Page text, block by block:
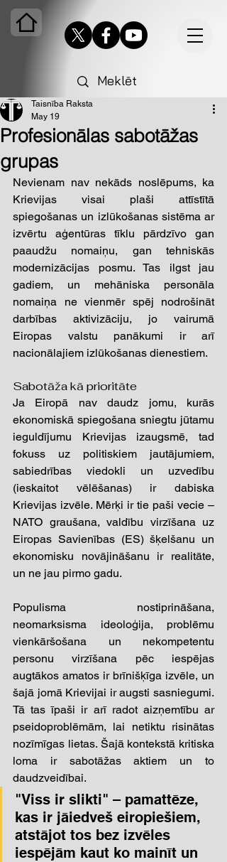
Profesionālas sabotāžas
grupas
Taisnība Raksta
May 19
Nevienam nav nekāds noslēpums, ka
Krievijas visai plaši attīstītā
spiegošanas un izlūkošanas sistēma ar
izvērtu aģentūras tīklu pārdzīvo gan
paaudžu nomaiņu, gan tehniskās
modernizācijas posmu. Tas ilgst jau
gadiem, un mehāniska personāla
nomaiņa ne vienmēr spēj nodrošināt
darbības aktivizāciju, jo vairumā
Eiropas valstu panākumi ir arī
nacionālajiem izlūkošanas dienestiem.
Sabotāža kā prioritāte
Ja Eiropā nav daudz jomu, kurās
ekonomiskā spiegošana sniegtu jūtamu
ieguldījumu Krievijas izaugsmē, tad
fokuss uz politiskiem jautājumiem,
sabiedrības viedokli un uzvedību
(ieskaitot vēlēšanas) ir dabiska
Krievijas izvēle. Mērķi ir tie paši vecie –
NATO graušana, valdību virzīšana uz
Eiropas Savienības (ES) šķelšanu un
ekonomisku novājināšanu ir realitāte,
un ne jau pirmo gadu.
Populisma nostiprināšana,
neomarksisma ideoloģija, problēmu
vienkāršošana un nekompetentu
personu virzīšana pēc iespējas
augtākos amatos ir brīnišķīga izvēle, un
šajā jomā Krievijai ir augsti sasniegumi.
Tā tas īpaši ir arī radot aizņemtību ar
pseidoproblēmām, lai netiktu risinātas
nozīmīgas lietas. Šajā kontekstā kritiska
loma ir sabotāžas aktiem un to
daudzveidībai.
"Viss ir slikti" – pamattēze,
kas ir jāiedveš eiropiešiem,
atstājot tos bez izvēles
iespējām kaut ko mainīt un